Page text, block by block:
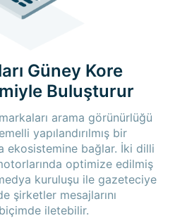
Güney Kore
Buluşturur
arama görünürlüğü
yapılandırılmış bir
ekosistemine bağlar. İki dilli
optimize edilmiş
kuruluşu ile gazeteciye
şirketler mesajlarını
iletebilir.